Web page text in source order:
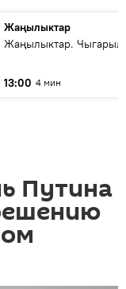
Жаңылыктар
Жаңылыктар.
13:00 4 мин
Путина